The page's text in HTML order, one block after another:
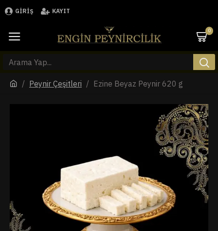
GIRIŞ KAYIT
0
Peynir Çeşitleri Ezine Beyaz Peynir 620 g